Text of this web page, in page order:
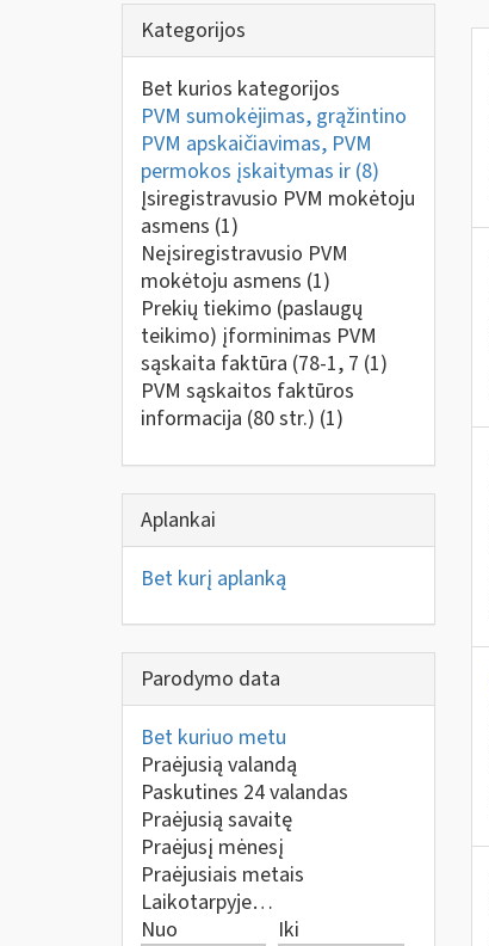
Kategorijos
Bet kurios kategorijos
PVM sumokėjimas, grąžintino
PVM apskaičiavimas, PVM
permokos įskaitymas ir (8)
Įsiregistravusio PVM mokėtoju
asmens (1)
Neįsiregistravusio PVM
mokėtoju asmens (1)
Prekių tiekimo (paslaugų
teikimo) įforminimas PVM
sąskaita faktūra (78-1, 7 (1)
PVM sąskaitos faktūros
informacija (80 str.) (1)
Aplankai
Bet kurį aplanką
Parodymo data
Bet kuriuo metu
Praėjusią valandą
Paskutines 24 valandas
Praėjusią savaitę
Praėjusį mėnesį
Praėjusiais metais
Laikotarpyje…
Nuo
Iki